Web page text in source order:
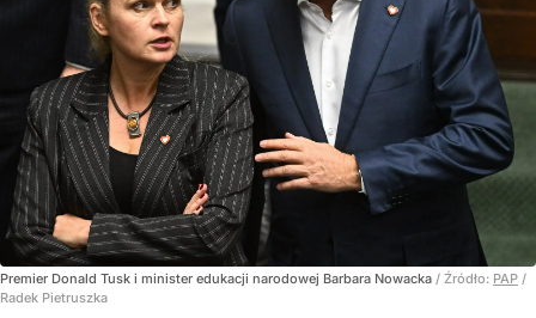
Premier Donald Tusk i minister edukacji narodowej Barbara Nowacka / Źródło: PAP /
Radek Pietruszka